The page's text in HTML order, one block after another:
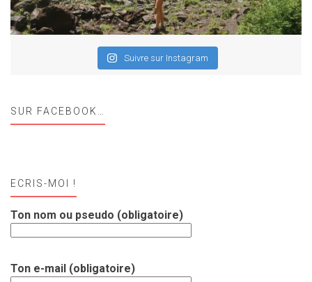
Suivre sur Instagram
SUR FACEBOOK…
ECRIS-MOI !
Ton nom ou pseudo (obligatoire)
Ton e-mail (obligatoire)